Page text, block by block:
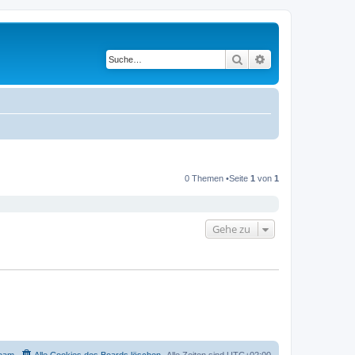
Suche
0 Themen •Seite 1 von 1
Gehe zu